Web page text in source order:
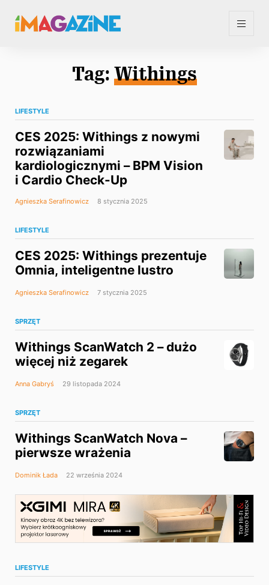
Tag: Withings
LIFESTYLE
CES 2025: Withings z nowymi
rozwiązaniami
kardiologicznymi – BPM Vision
i Cardio Check-Up
Agnieszka Serafinowicz 8 stycznia 2025
LIFESTYLE
CES 2025: Withings prezentuje
Omnia, inteligentne lustro
Agnieszka Serafinowicz 7 stycznia 2025
SPRZĘT
Withings ScanWatch 2 – dużo
więcej niż zegarek
Anna Gabryś 29 listopada 2024
SPRZĘT
Withings ScanWatch Nova –
pierwsze wrażenia
Dominik Łada 22 września 2024
LIFESTYLE